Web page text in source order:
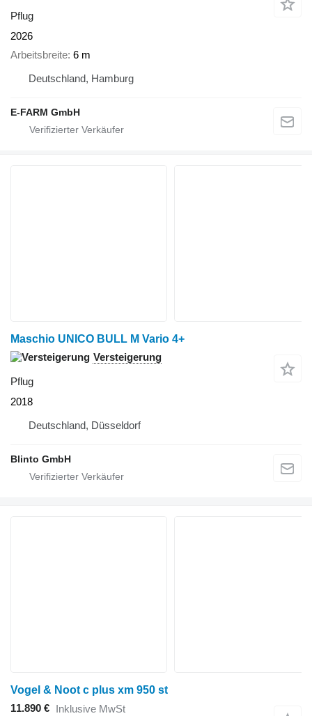
Pflug
2026
Arbeitsbreite 6 m
Deutschland, Hamburg
E-FARM GmbH
Maschio UNICO BULL M Vario 4+
Versteigerung
Pflug
2018
Deutschland, Düsseldorf
Blinto GmbH
Vogel & Noot c plus xm 950 st
11.890 € Inklusive MwSt